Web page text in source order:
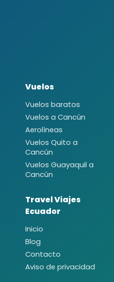
Vuelos
Vuelos baratos
Vuelos a Cancún
Aerolíneas
Vuelos Quito a
Cancún
Vuelos Guayaquil a
Cancún
Travel Viajes
Ecuador
Inicio
Blog
Contacto
Aviso de privacidad